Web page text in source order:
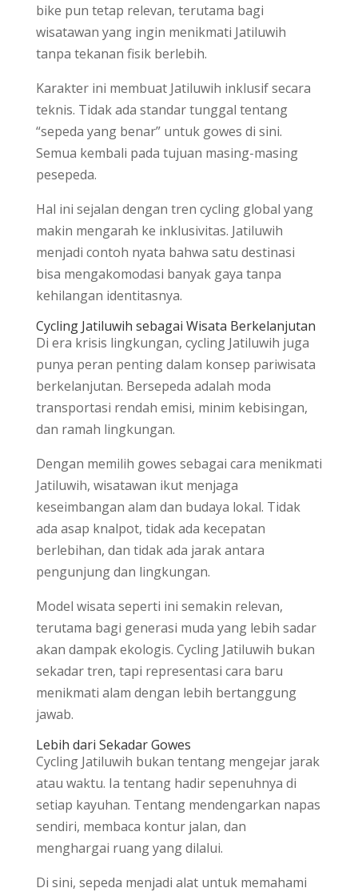
bike pun tetap relevan, terutama bagi
wisatawan yang ingin menikmati Jatiluwih
tanpa tekanan fisik berlebih.
Karakter ini membuat Jatiluwih inklusif secara
teknis. Tidak ada standar tunggal tentang
“sepeda yang benar” untuk gowes di sini.
Semua kembali pada tujuan masing-masing
pesepeda.
Hal ini sejalan dengan tren cycling global yang
makin mengarah ke inklusivitas. Jatiluwih
menjadi contoh nyata bahwa satu destinasi
bisa mengakomodasi banyak gaya tanpa
kehilangan identitasnya.
Cycling Jatiluwih sebagai Wisata Berkelanjutan
Di era krisis lingkungan, cycling Jatiluwih juga
punya peran penting dalam konsep pariwisata
berkelanjutan. Bersepeda adalah moda
transportasi rendah emisi, minim kebisingan,
dan ramah lingkungan.
Dengan memilih gowes sebagai cara menikmati
Jatiluwih, wisatawan ikut menjaga
keseimbangan alam dan budaya lokal. Tidak
ada asap knalpot, tidak ada kecepatan
berlebihan, dan tidak ada jarak antara
pengunjung dan lingkungan.
Model wisata seperti ini semakin relevan,
terutama bagi generasi muda yang lebih sadar
akan dampak ekologis. Cycling Jatiluwih bukan
sekadar tren, tapi representasi cara baru
menikmati alam dengan lebih bertanggung
jawab.
Lebih dari Sekadar Gowes
Cycling Jatiluwih bukan tentang mengejar jarak
atau waktu. Ia tentang hadir sepenuhnya di
setiap kayuhan. Tentang mendengarkan napas
sendiri, membaca kontur jalan, dan
menghargai ruang yang dilalui.
Di sini, sepeda menjadi alat untuk memahami